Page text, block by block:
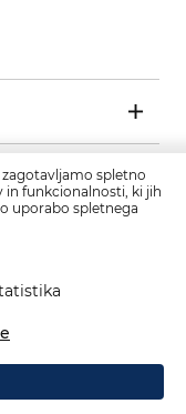
spletno
in funkcionalnosti, ki jih
uporabo spletnega